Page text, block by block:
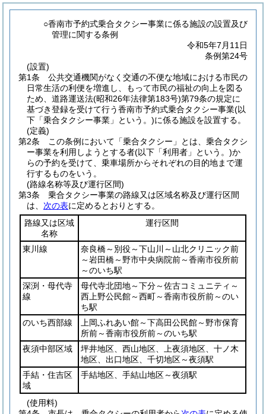
○香南市予約式乗合タクシー事業に係る施設の設置及び
管理に関する条例
令和5年7月11日
条例第24号
(設置)
第1条
公共交通機関がなく交通の不便な地域における市民の
日常生活の利便を増進し、もって市民の福祉の向上を図る
ため、道路運送法(昭和26年法律第183号)第79条の規定に
基づき登録を受けて行う香南市予約式乗合タクシー事業(以
下「乗合タクシー事業」という。)に係る施設を設置する。
(定義)
第2条
この条例において「乗合タクシー」とは、乗合タクシ
ー事業を利用しようとする者(以下「利用者」という。)か
らの予約を受けて、乗車場所からそれぞれの目的地まで運
行するものをいう。
(路線名称等及び運行区間)
第3条
乗合タクシー事業の路線又は区域名称及び運行区間
は、 次の表に定めるとおりとする。
路線又は区域
名称
運行区間
東川線
奈良橋～別役～下山川～山北クリニック前
～岩田橋～野市中央病院前～香南市役所前
～のいち駅
深渕・母代寺
線
母代寺北団地～下分～佐古コミュニティ～
西上野公民館～西町～香南市役所前～のい
ち駅
のいち西部線
上岡ふれあい館～下高田公民館～野市保育
所前～香南市役所前～のいち駅
夜須中部区域
坪井地区、西山地区、上夜須地区、十ノ木
地区、出口地区、千切地区～夜須駅
手結・住吉区
域
手結地区、手結山地区～夜須駅
(使用料)